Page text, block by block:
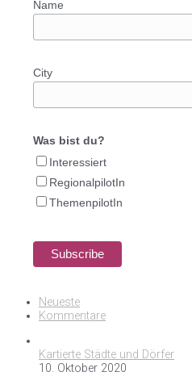
Name
City
Was bist du?
Interessiert
RegionalpilotIn
ThemenpilotIn
Neueste
Kommentare
Kartierte Städte und Dörfer
10. Oktober 2020